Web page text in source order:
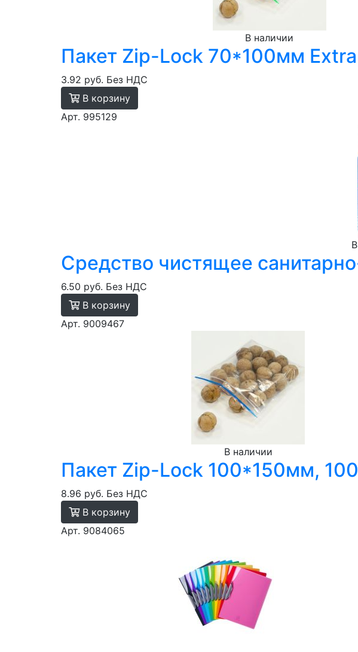
В наличии
Пакет Zip-Lock 70*100мм
3.92 руб. Без НДС
В корзину
Арт. 995129
Средство чистящее
6.50 руб. Без НДС
В корзину
Арт. 9009467
В наличии
Пакет Zip-Lock 100*150мм,
8.96 руб. Без НДС
В корзину
Арт. 9084065